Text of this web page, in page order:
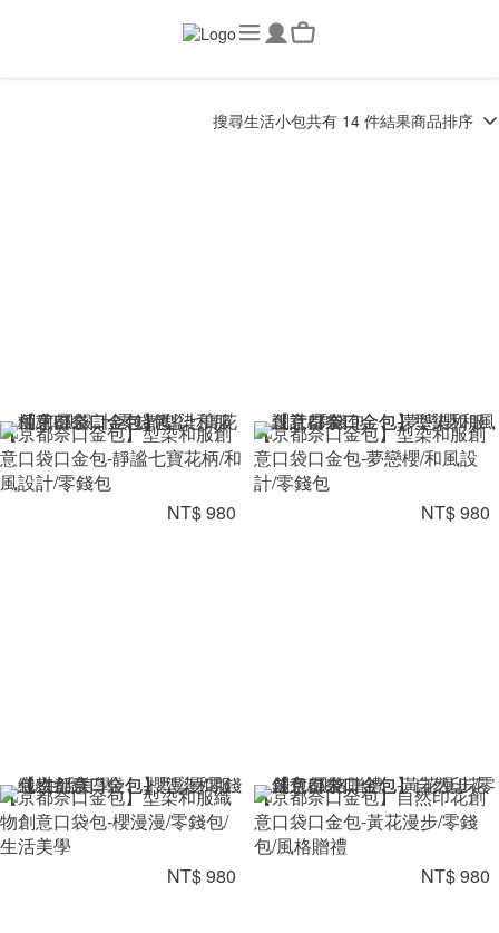
搜尋生活小包共有 14 件結果商品排序
【京都奈口金包】型染和服創
意口袋口金包-靜謐七寶花柄/和
風設計/零錢包
NT$ 980
【京都奈口金包】型染和服創
意口袋口金包-夢戀櫻/和風設
計/零錢包
NT$ 980
【京都奈口金包】型染和服織
物創意口袋包-櫻漫漫/零錢包/
生活美學
NT$ 980
【京都奈口金包】自然印花創
意口袋口金包-黃花漫步/零錢
包/風格贈禮
NT$ 980